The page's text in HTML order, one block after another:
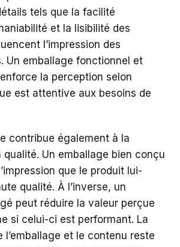
tels que la facilité
et la lisibilité des
l’impression des
Un emballage fonctionnel et
la perception selon
est attentive aux besoins de
contribue également à la
qualité. Un emballage bien conçu
que le produit lui-
qualité. À l’inverse, un
peut réduire la valeur perçue
si celui-ci est performant. La
l’emballage et le contenu reste